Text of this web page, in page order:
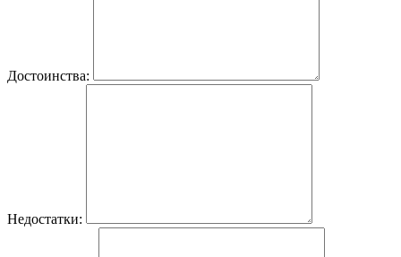
Достоинства:
Недостатки: